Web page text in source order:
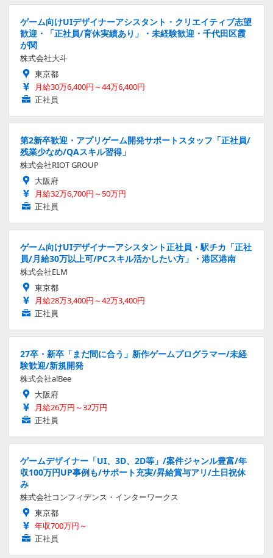
ゲーム向けUIデザイナーアシスタント・クリエイティブ志望
歓迎・「正社員/育休実績あり」・未経験歓迎・千代田区霞
が関
株式会社大斗
東京都
月給30万6,400円～44万6,400円
正社員
第2新卒歓迎・アプリゲーム開発サポートスタッフ「正社員/
残業少なめ/QAスキル習得」
株式会社RIOT GROUP
大阪府
月給32万6,700円～50万円
正社員
ゲーム向けUIデザイナーアシスタント正社員・駅チカ「正社
員/月給30万以上可/PCスキル活かしたい方」・港区港南
株式会社ELM
東京都
月給28万3,400円～42万3,400円
正社員
27卒・新卒「まだ間に合う」新作ゲームプログラマー/未経
験歓迎/新規開発
株式会社alBee
大阪府
月給26万円～32万円
正社員
ゲームデザイナー「UI、3D、2D等」/案件ジャンル豊富/年
収100万円UP事例も/サポート充実/昇給賞与アリ/土日祝休
み
株式会社コンフィデンス・インターワークス
東京都
年収700万円～
正社員